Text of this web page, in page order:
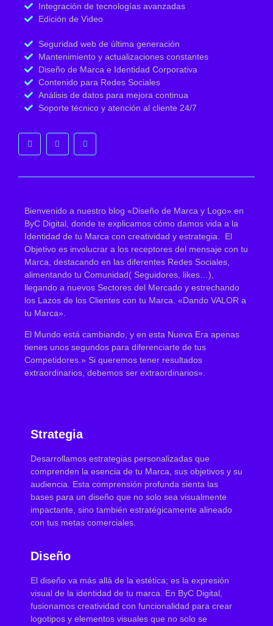
Integración de tecnologías avanzadas
Edición de Video
Seguridad web de última generación
Mantenimiento y actualizaciones constantes
Diseño de Marca e Identidad Corporativa
Contenido para Redes Sociales
Análisis de datos para mejora continua
Soporte técnico y atención al cliente 24/7
Bienvenido a nuestro blog «Diseño de Marca y Logo» en
ByC Digital, donde te explicamos cómo damos vida a la
Identidad de tu Marca con creatividad y estrategia. El
Objetivo es involucrar a los receptores del mensaje con tu
Marca, destacando en las diferentes Redes Sociales,
alimentando tu Comunidad( Seguidores, likes…),
llegando a nuevos Sectores del Mercado y estrechando
los Lazos de los Clientes con tu Marca. «Dando VALOR a
tu Marca».
El Mundo está cambiando, y en esta Nueva Era apenas
tienes unos segundos para diferenciarte de tus
Competidores.» Si queremos tener resultados
extraordinarios, debemos ser extraordinarios».
Strategia
Desarrollamos estrategias personalizadas que
comprenden la esencia de tu Marca, sus objetivos y su
audiencia. Esta comprensión profunda sienta las
bases para un diseño que no solo sea visualmente
impactante, sino también estratégicamente alineado
con tus metas comerciales.
Diseño
El diseño va más allá de la estética; es la expresión
visual de la identidad de tu marca. En ByC Digital,
fusionamos creatividad con funcionalidad para crear
logotipos y elementos visuales que no solo se